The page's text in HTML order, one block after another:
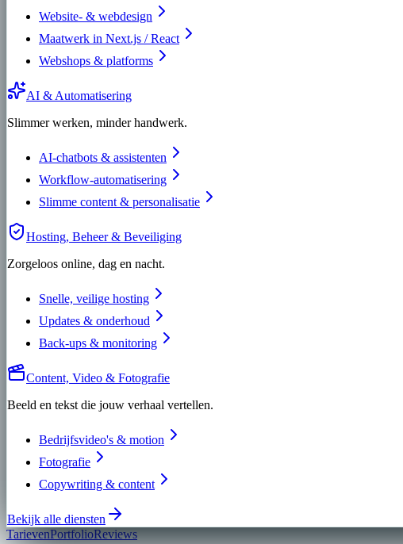
Website- & webdesign
Maatwerk in Next.js / React
Webshops & platforms
AI & Automatisering
Slimmer werken, minder handwerk.
AI-chatbots & assistenten
Workflow-automatisering
Slimme content & personalisatie
Hosting, Beheer & Beveiliging
Zorgeloos online, dag en nacht.
Snelle, veilige hosting
Updates & onderhoud
Back-ups & monitoring
Content, Video & Fotografie
Beeld en tekst die jouw verhaal vertellen.
Bedrijfsvideo's & motion
Fotografie
Copywriting & content
Bekijk alle diensten
TarievenPortfolioReviews